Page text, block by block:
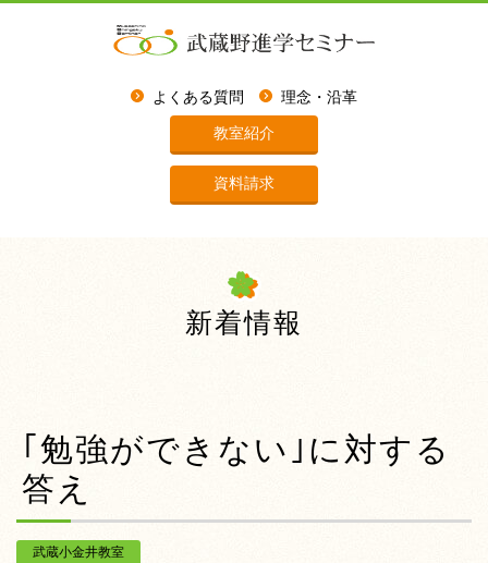
よくある質問 理念・沿革
教室紹介
資料請求
新着情報
｢勉強ができない｣に対する
答え
武蔵小金井教室